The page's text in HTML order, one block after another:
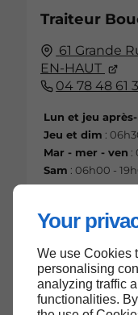
Your
We use Cookies
personalising
analyzing traffic
functionalities.
Traiteur
61 Grande
EN-HAUT
04 78 48 61
Lun et jeu
Jeu et dim :
Mar - mer - ven :
Sam : 06h00 -